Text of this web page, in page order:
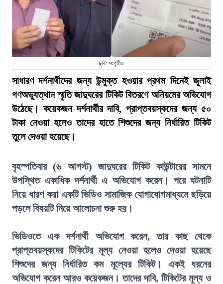
ছবি: সংগৃহীত
সাধারণ দর্শনার্থীদের জন্য উন্মুক্ত হওয়ার প্রথম দিনেই জুলাই
গণঅভ্যুত্থান স্মৃতি জাদুঘরের টিকিট বিতরণে অনিয়মের অভিযোগ
উঠেছে। কয়েকজন দর্শনার্থীর দাবি, প্রাপ্তবয়স্কদের জন্য ৫০
টাকা নেওয়া হলেও তাদের হাতে শিশুদের জন্য নির্ধারিত টিকিট
তুলে দেওয়া হয়েছে।
বৃহস্পতিবার (৬ আগস্ট) জাদুঘরের টিকিট কাউন্টারের সামনে
উপস্থিত একাধিক দর্শনার্থী এ অভিযোগ করেন। পরে ঘটনাটি
নিয়ে ধারণ করা একটি ভিডিও সামাজিক যোগাযোগমাধ্যমে ছড়িয়ে
পড়লে বিষয়টি নিয়ে আলোচনা শুরু হয়।
ভিডিওতে এক দর্শনার্থী অভিযোগ করেন, তার কাছ থেকে
প্রাপ্তবয়স্কদের টিকিটের মূল্য নেওয়া হলেও দেওয়া হয়েছে
শিশুদের জন্য নির্ধারিত কম মূল্যের টিকিট। একই ধরনের
অভিযোগ করেন আরও কয়েকজন। তাদের দাবি, টিকিটের মূল্য ও